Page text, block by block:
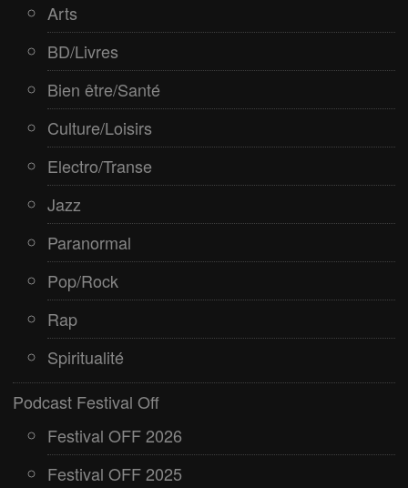
Arts
BD/Livres
Bien être/Santé
Culture/Loisirs
Electro/Transe
Jazz
Paranormal
Pop/Rock
Rap
Spiritualité
Podcast Festival Off
Festival OFF 2026
Festival OFF 2025